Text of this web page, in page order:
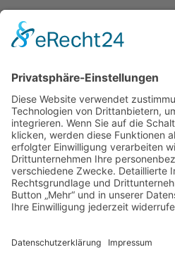
Verband Deutscher
Verbandsverwaltung
Am Rosenbraken 12
E-Mail
Diese E-Mail-Adresse ist vor
muss JavaScript eingeschaltet sein!
Diese E-Mail-Adresse ist vor
muss JavaScript eingeschaltet sein!
Telefon Service-Team
Tel: 0261-1349 5200
Tel: 0172-546 19 20